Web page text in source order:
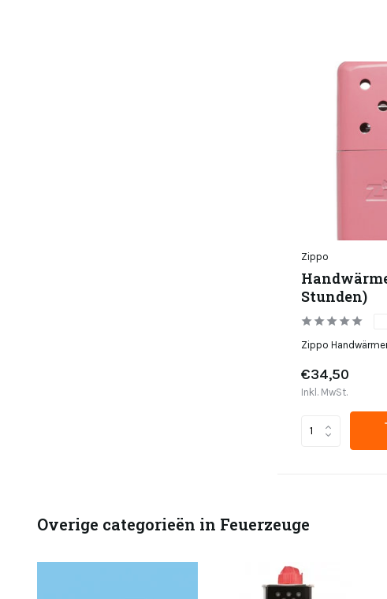
Zippo
Stunden)
Zippo
€34,50
Inkl. MwSt.
Overige categorieën in Feuerzeuge